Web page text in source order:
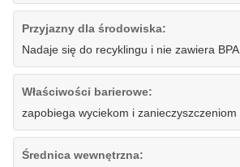
Przyjazny dla środowiska:
Nadaje się do recyklingu i nie zawiera BPA
Właściwości barierowe:
zapobiega wyciekom i zanieczyszczeniom
Średnica wewnętrzna: